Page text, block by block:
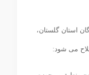
استان گلستان،
می‏ شود: